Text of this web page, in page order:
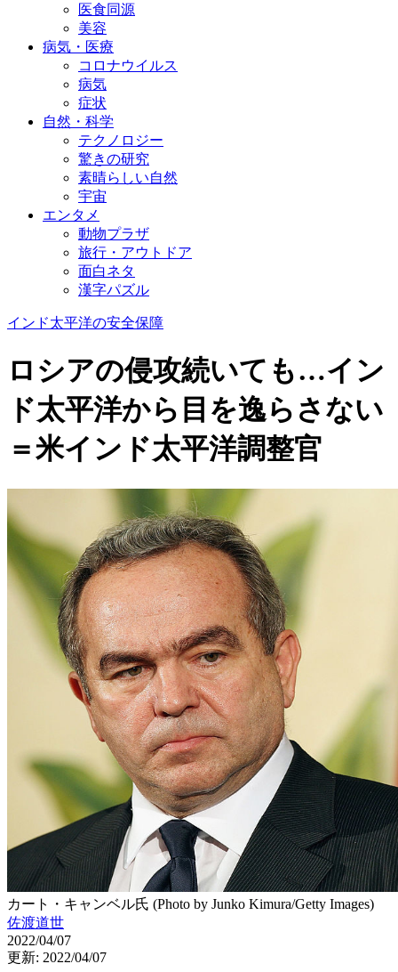
医食同源
美容
病気・医療
コロナウイルス
病気
症状
自然・科学
テクノロジー
驚きの研究
素晴らしい自然
宇宙
エンタメ
動物プラザ
旅行・アウトドア
面白ネタ
漢字パズル
インド太平洋の安全保障
ロシアの侵攻続いても…イン
ド太平洋から目を逸らさない
＝米インド太平洋調整官
カート・キャンベル氏 (Photo by Junko Kimura/Getty Images)
佐渡道世
2022/04/07
更新: 2022/04/07